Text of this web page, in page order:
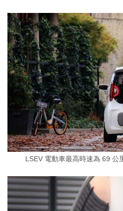
LSEV 電動車最高時速為 69 公